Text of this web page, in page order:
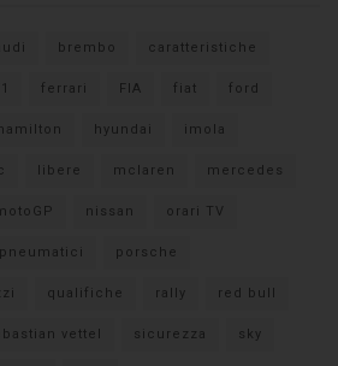
brembo caratteristiche
ferrari FIA fiat ford
hamilton hyundai imola
libere mclaren mercedes
nissan orari TV
pneumatici porsche
qualifiche rally red bull
vettel sicurezza sky